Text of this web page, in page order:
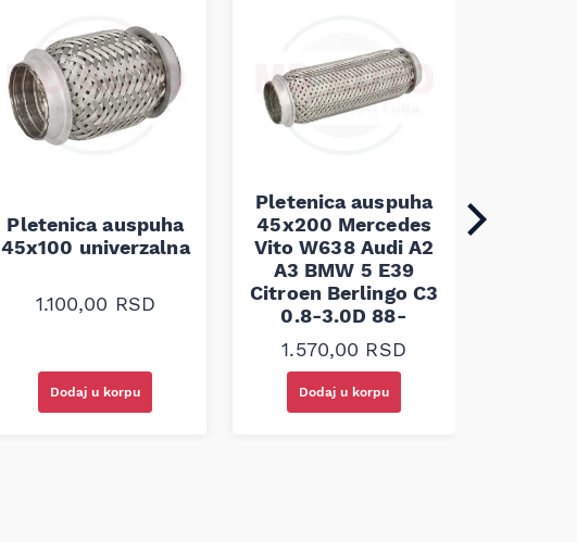
Pletenica auspuha
45x100 univerzalna
1.100,00 RSD
Dodaj u korpu
Pletenica auspuha
45x200 Mercedes
Vito W638 Audi A2
A3 BMW 5 E39
Citroen Berlingo C3
0.8-3.0D 88-
1.570,00 RSD
Dodaj u korpu